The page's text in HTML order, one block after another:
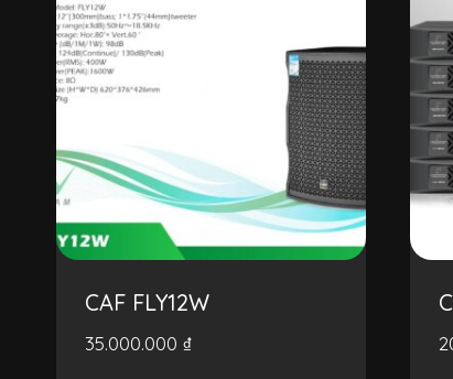
CAF FLY12W
35.000.000 ₫